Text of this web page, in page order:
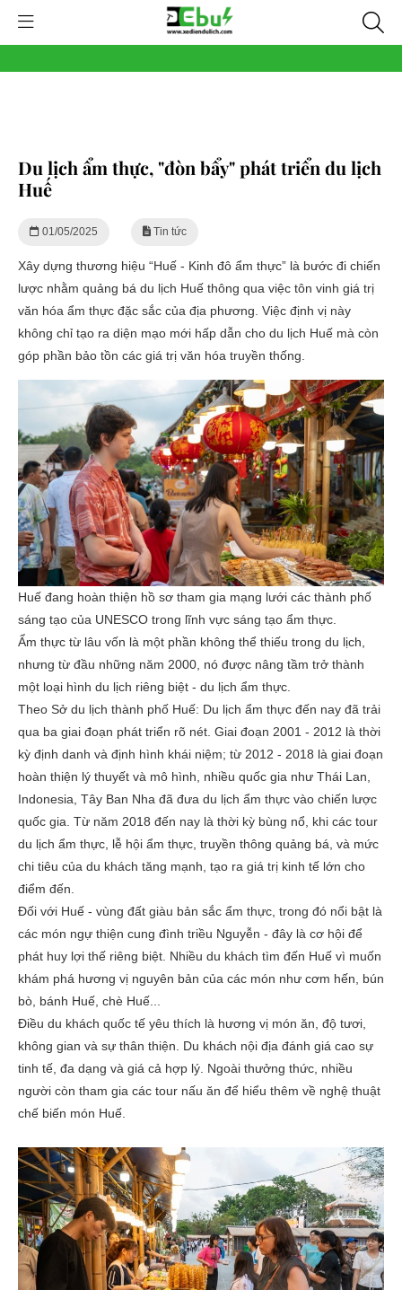
Du lịch ẩm thực, "đòn bẩy" phát triển du lịch
Huế
01/05/2025 Tin tức
Xây dựng thương hiệu “Huế - Kinh đô ẩm thực” là bước đi chiến
lược nhằm quảng bá du lịch Huế thông qua việc tôn vinh giá trị
văn hóa ẩm thực đặc sắc của địa phương. Việc định vị này
không chỉ tạo ra diện mạo mới hấp dẫn cho du lịch Huế mà còn
góp phần bảo tồn các giá trị văn hóa truyền thống.
Huế đang hoàn thiện hồ sơ tham gia mạng lưới các thành phố
sáng tạo của UNESCO trong lĩnh vực sáng tạo ẩm thực.
Ẩm thực từ lâu vốn là một phần không thể thiếu trong du lịch,
nhưng từ đầu những năm 2000, nó được nâng tầm trở thành
một loại hình du lịch riêng biệt - du lịch ẩm thực.
Theo Sở du lịch thành phố Huế: Du lịch ẩm thực đến nay đã trải
qua ba giai đoạn phát triển rõ nét. Giai đoạn 2001 - 2012 là thời
kỳ định danh và định hình khái niệm; từ 2012 - 2018 là giai đoạn
hoàn thiện lý thuyết và mô hình, nhiều quốc gia như Thái Lan,
Indonesia, Tây Ban Nha đã đưa du lịch ẩm thực vào chiến lược
quốc gia. Từ năm 2018 đến nay là thời kỳ bùng nổ, khi các tour
du lịch ẩm thực, lễ hội ẩm thực, truyền thông quảng bá, và mức
chi tiêu của du khách tăng mạnh, tạo ra giá trị kinh tế lớn cho
điểm đến.
Đối với Huế - vùng đất giàu bản sắc ẩm thực, trong đó nổi bật là
các món ngự thiện cung đình triều Nguyễn - đây là cơ hội để
phát huy lợi thế riêng biệt. Nhiều du khách tìm đến Huế vì muốn
khám phá hương vị nguyên bản của các món như cơm hến, bún
bò, bánh Huế, chè Huế...
Điều du khách quốc tế yêu thích là hương vị món ăn, độ tươi,
không gian và sự thân thiện. Du khách nội địa đánh giá cao sự
tinh tế, đa dạng và giá cả hợp lý. Ngoài thưởng thức, nhiều
người còn tham gia các tour nấu ăn để hiểu thêm về nghệ thuật
chế biến món Huế.